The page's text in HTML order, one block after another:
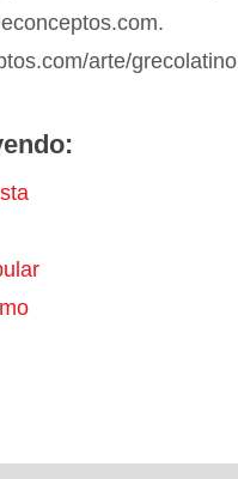
arte/grecolatino